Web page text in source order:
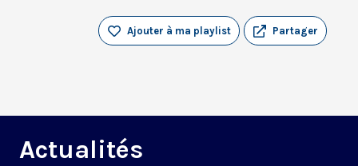
Partager
Ajouter à ma playlist
Actualités